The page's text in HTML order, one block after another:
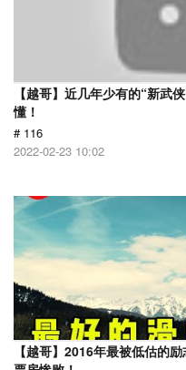
【越哥】近几年少有的“新武
懂！
# 116
2022-02-23 10:02
【越哥】2016年最被低估的